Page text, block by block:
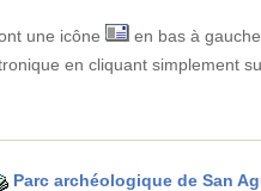
une icône
en bas à gauche
en cliquant simplement
Parc archéologique de San